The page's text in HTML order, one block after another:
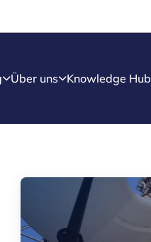
Über uns Knowledge Hub